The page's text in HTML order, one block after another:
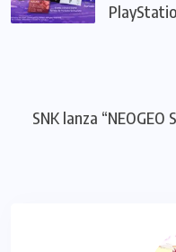
SNK lanza “NEOGEO